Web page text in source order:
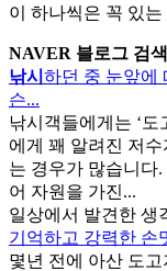
이 하나씩은 꼭 있
NAVER 블로그 검색
낚시 하던 중 눈앞
슨...
낚시객들에게는 ‘
에게 꽤 알려진 저
는 경우가 많습니다
어 자원을 가진...
일상에서 발견한 생
기억하고 강력한 손
몇년 전에 아산 도